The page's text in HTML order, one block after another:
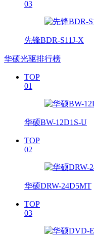
03
先锋BDR-S11J-X
华硕光驱排行榜
TOP
01
华硕BW-12D1S-U
TOP
02
华硕DRW-24D5MT
TOP
03